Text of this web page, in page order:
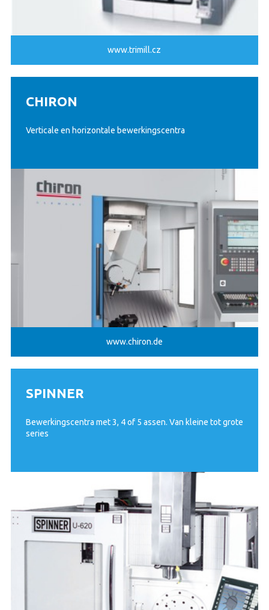
www.trimill.cz
CHIRON
Verticale en horizontale bewerkingscentra
www.chiron.de
SPINNER
Bewerkingscentra met 3, 4 of 5 assen. Van kleine tot grote
series